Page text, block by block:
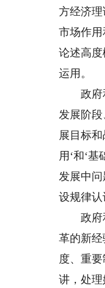
方经济
市场作用
论述高
运用。
政府和
发展阶
展目标
用‘和‘
发展中
设规律认
政府和
革的新
度、重
讲，处